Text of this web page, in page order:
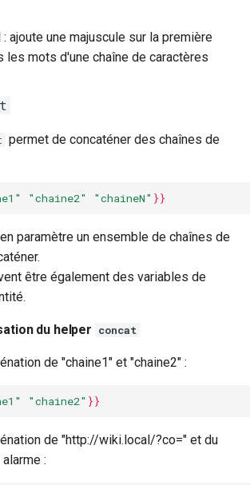
ajoute une majuscule sur la première
les mots d'une chaîne de caractères
permet de concaténer des chaînes de
"chaine2" "chaineN" }}
paramètre un ensemble de chaînes de
être également des variables de
du helper concat
de "chaine1" et "chaine2" :
"chaine2" }}
de "http://wiki.local/?co=" et du
: